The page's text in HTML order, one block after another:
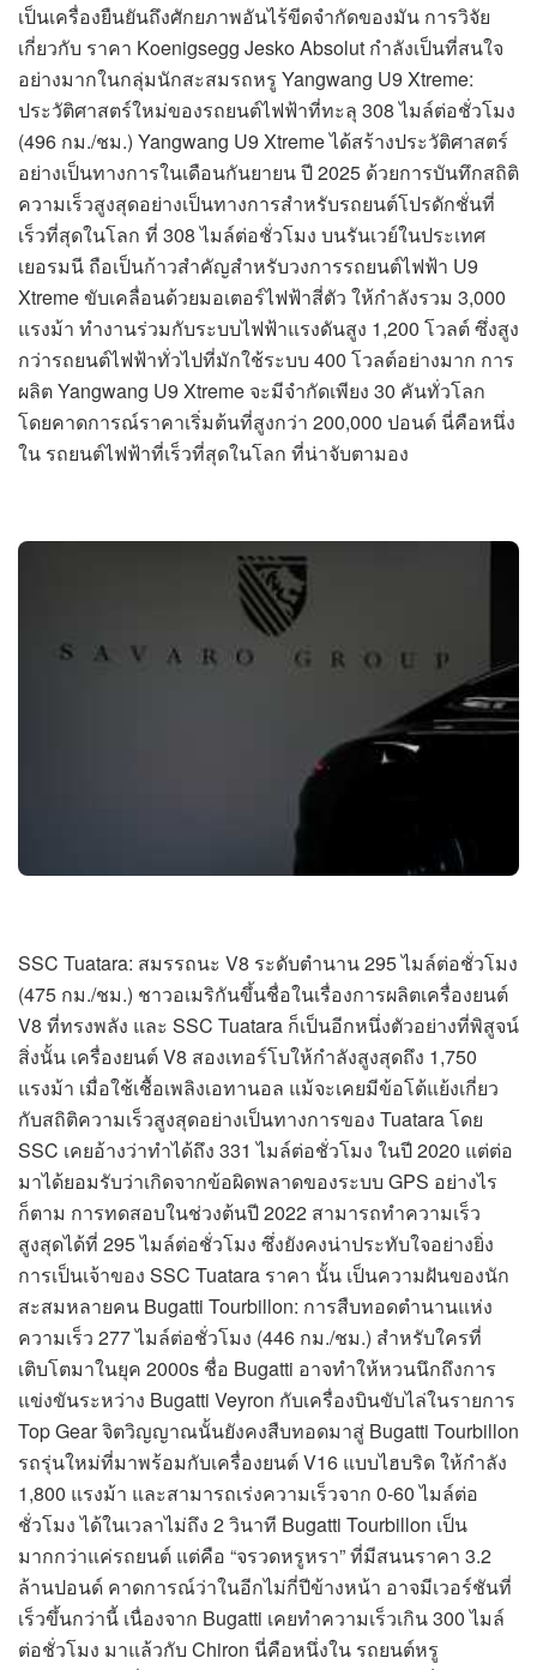
เป็นเครื่องยืนยันถึงศักยภาพอันไร้ขีดจำกัดของมัน การวิจัย
เกี่ยวกับ ราคา Koenigsegg Jesko Absolut กำลังเป็นที่สนใจ
อย่างมากในกลุ่มนักสะสมรถหรู Yangwang U9 Xtreme:
ประวัติศาสตร์ใหม่ของรถยนต์ไฟฟ้าที่ทะลุ 308 ไมล์ต่อชั่วโมง
(496 กม./ชม.) Yangwang U9 Xtreme ได้สร้างประวัติศาสตร์
อย่างเป็นทางการในเดือนกันยายน ปี 2025 ด้วยการบันทึกสถิติ
ความเร็วสูงสุดอย่างเป็นทางการสำหรับรถยนต์โปรดักชั่นที่
เร็วที่สุดในโลก ที่ 308 ไมล์ต่อชั่วโมง บนรันเวย์ในประเทศ
เยอรมนี ถือเป็นก้าวสำคัญสำหรับวงการรถยนต์ไฟฟ้า U9
Xtreme ขับเคลื่อนด้วยมอเตอร์ไฟฟ้าสี่ตัว ให้กำลังรวม 3,000
แรงม้า ทำงานร่วมกับระบบไฟฟ้าแรงดันสูง 1,200 โวลต์ ซึ่งสูง
กว่ารถยนต์ไฟฟ้าทั่วไปที่มักใช้ระบบ 400 โวลต์อย่างมาก การ
ผลิต Yangwang U9 Xtreme จะมีจำกัดเพียง 30 คันทั่วโลก
โดยคาดการณ์ราคาเริ่มต้นที่สูงกว่า 200,000 ปอนด์ นี่คือหนึ่ง
ใน รถยนต์ไฟฟ้าที่เร็วที่สุดในโลก ที่น่าจับตามอง
SSC Tuatara: สมรรถนะ V8 ระดับตำนาน 295 ไมล์ต่อชั่วโมง
(475 กม./ชม.) ชาวอเมริกันขึ้นชื่อในเรื่องการผลิตเครื่องยนต์
V8 ที่ทรงพลัง และ SSC Tuatara ก็เป็นอีกหนึ่งตัวอย่างที่พิสูจน์
สิ่งนั้น เครื่องยนต์ V8 สองเทอร์โบให้กำลังสูงสุดถึง 1,750
แรงม้า เมื่อใช้เชื้อเพลิงเอทานอล แม้จะเคยมีข้อโต้แย้งเกี่ยว
กับสถิติความเร็วสูงสุดอย่างเป็นทางการของ Tuatara โดย
SSC เคยอ้างว่าทำได้ถึง 331 ไมล์ต่อชั่วโมง ในปี 2020 แต่ต่อ
มาได้ยอมรับว่าเกิดจากข้อผิดพลาดของระบบ GPS อย่างไร
ก็ตาม การทดสอบในช่วงต้นปี 2022 สามารถทำความเร็ว
สูงสุดได้ที่ 295 ไมล์ต่อชั่วโมง ซึ่งยังคงน่าประทับใจอย่างยิ่ง
การเป็นเจ้าของ SSC Tuatara ราคา นั้น เป็นความฝันของนัก
สะสมหลายคน Bugatti Tourbillon: การสืบทอดตำนานแห่ง
ความเร็ว 277 ไมล์ต่อชั่วโมง (446 กม./ชม.) สำหรับใครที่
เติบโตมาในยุค 2000s ชื่อ Bugatti อาจทำให้หวนนึกถึงการ
แข่งขันระหว่าง Bugatti Veyron กับเครื่องบินขับไล่ในรายการ
Top Gear จิตวิญญาณนั้นยังคงสืบทอดมาสู่ Bugatti Tourbillon
รถรุ่นใหม่ที่มาพร้อมกับเครื่องยนต์ V16 แบบไฮบริด ให้กำลัง
1,800 แรงม้า และสามารถเร่งความเร็วจาก 0-60 ไมล์ต่อ
ชั่วโมง ได้ในเวลาไม่ถึง 2 วินาที Bugatti Tourbillon เป็น
มากกว่าแค่รถยนต์ แต่คือ “จรวดหรูหรา” ที่มีสนนราคา 3.2
ล้านปอนด์ คาดการณ์ว่าในอีกไม่กี่ปีข้างหน้า อาจมีเวอร์ชันที่
เร็วขึ้นกว่านี้ เนื่องจาก Bugatti เคยทำความเร็วเกิน 300 ไมล์
ต่อชั่วโมง มาแล้วกับ Chiron นี่คือหนึ่งใน รถยนต์หรู